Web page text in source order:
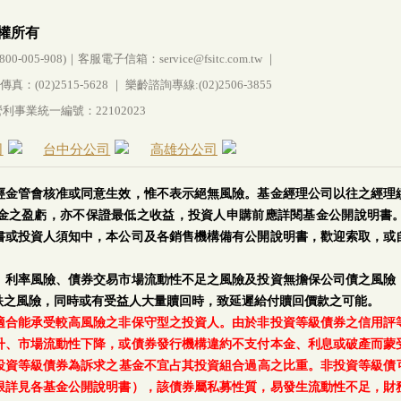
所有
005-908)｜客服電子信箱：service@fsitc.com.tw ｜
真：(02)2515-5628 ｜ 樂齡諮詢專線:(02)2506-3855
事業統一編號：22102023
台中分公司 高雄分公司
管會核准或同意生效，惟不表示絕無風險。基金經理公司以往之經
之盈虧，亦不保證最低之收益，投資人申購前應詳閱基金公開說明書
投資人須知中，本公司及各銷售機構備有公開說明書，歡迎索取，或
率風險、債券交易市場流動性不足之風險及投資無擔保公司債之風
風險，同時或有受益人大量贖回時，致延遲給付贖回價款之可能。
能承受較高風險之非保守型之投資人。由於非投資等級債券之信用
市場流動性下降，或債券發行機構違約不支付本金、利息或破產而
等級債券為訴求之基金不宜占其投資組合過高之比重。非投資等級
見各基金公開說明書），該債券屬私募性質，易發生流動性不足，